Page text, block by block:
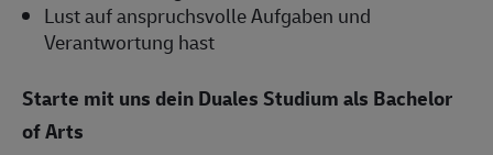
Lust auf anspruchsvolle Aufgaben und
Verantwortung hast
Starte mit uns dein Duales Studium als Bachelor
of Arts